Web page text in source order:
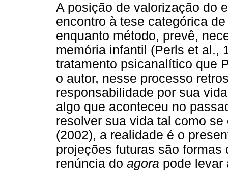
A posição de valorização do
encontro à tese categórica
enquanto método, prevê,
memória infantil (Perls et al.,
tratamento psicanalítico que
o autor, nesse processo
responsabilidade por sua
algo que aconteceu no
resolver sua vida tal como
(2002), a realidade é o
projeções futuras são
renúncia do agora pode levar